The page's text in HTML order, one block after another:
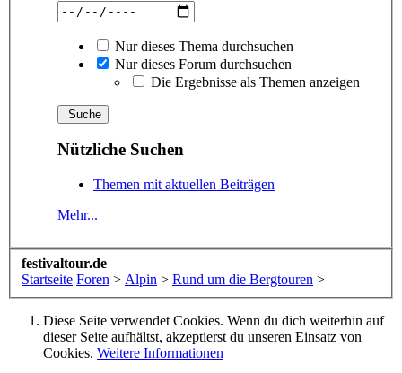
Nur dieses Thema durchsuchen
Nur dieses Forum durchsuchen
Die Ergebnisse als Themen anzeigen
Nützliche Suchen
Themen mit aktuellen Beiträgen
Mehr...
festivaltour.de
Startseite Foren > Alpin > Rund um die Bergtouren >
Diese Seite verwendet Cookies. Wenn du dich weiterhin auf
dieser Seite aufhältst, akzeptierst du unseren Einsatz von
Cookies. Weitere Informationen